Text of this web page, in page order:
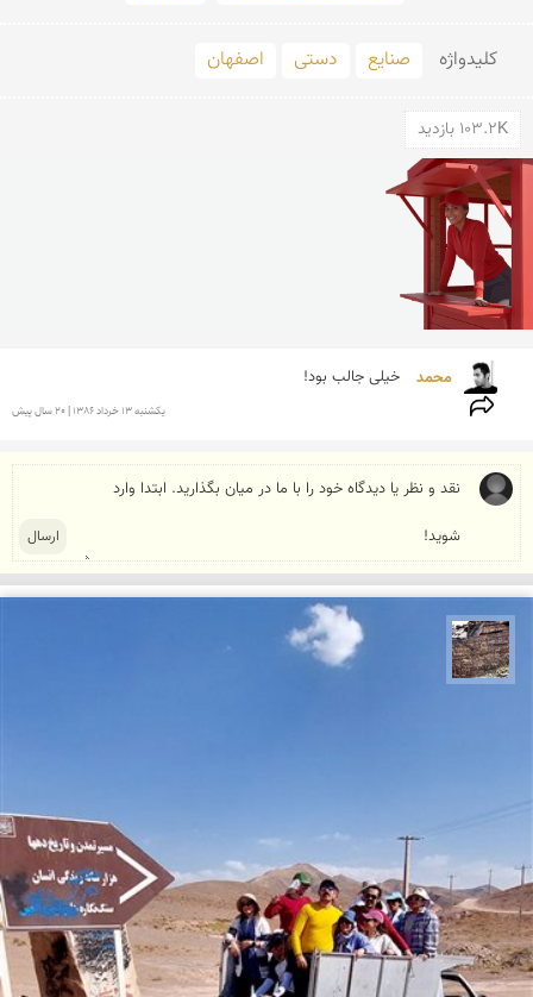
کلید‌واژه صنایع دستی اصفهان
103.2K بازدید
محمد خیلی جالب بود!
يكشنبه 13 خرداد 1386 | 20 سال پیش
محمد ناصری فرد